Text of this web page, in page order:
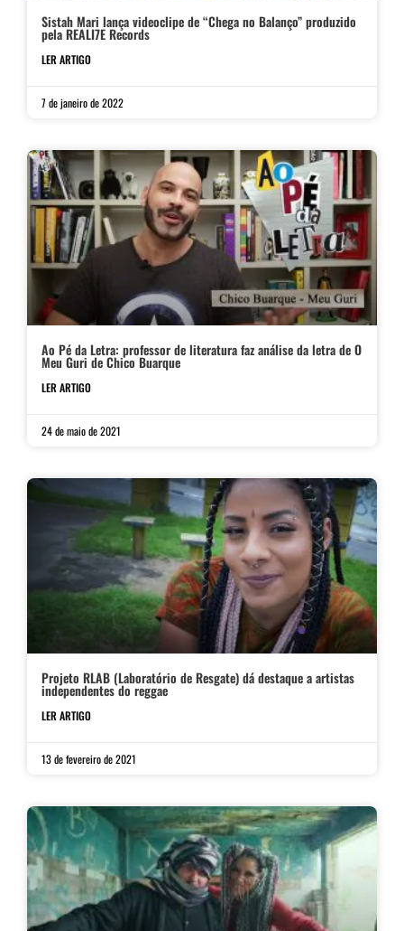
Sistah Mari lança videoclipe de “Chega no Balanço” produzido
pela REALI7E Records
LER ARTIGO
7 de janeiro de 2022
Ao Pé da Letra: professor de literatura faz análise da letra de O
Meu Guri de Chico Buarque
LER ARTIGO
24 de maio de 2021
Projeto RLAB (Laboratório de Resgate) dá destaque a artistas
independentes do reggae
LER ARTIGO
13 de fevereiro de 2021